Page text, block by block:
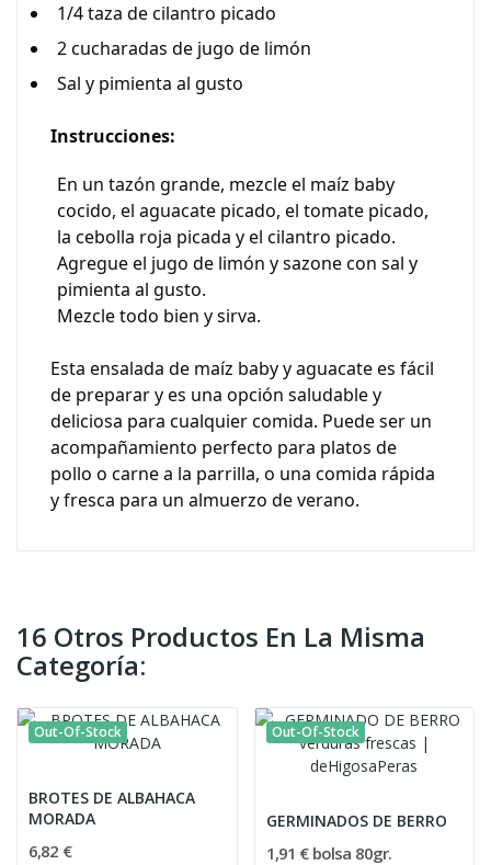
1/4 taza de cilantro picado
2 cucharadas de jugo de limón
Sal y pimienta al gusto
Instrucciones:
En un tazón grande, mezcle el maíz baby
cocido, el aguacate picado, el tomate picado,
la cebolla roja picada y el cilantro picado.
Agregue el jugo de limón y sazone con sal y
pimienta al gusto.
Mezcle todo bien y sirva.
Esta ensalada de maíz baby y aguacate es fácil
de preparar y es una opción saludable y
deliciosa para cualquier comida. Puede ser un
acompañamiento perfecto para platos de
pollo o carne a la parrilla, o una comida rápida
y fresca para un almuerzo de verano.
16 Otros Productos En La Misma
Categoría:
Out-Of-Stock
BROTES DE ALBAHACA
MORADA
6,82 €
Out-Of-Stock
GERMINADOS DE BERRO
1,91 € bolsa 80gr.